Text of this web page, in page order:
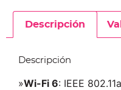
Descripción
Descripción
»Wi-Fi 6: IEEE